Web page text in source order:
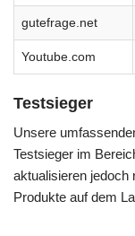
gutefrage.net
Youtube.com
Testsieger
Unsere
Testsieger im
aktualisieren jedoch
Produkte auf dem